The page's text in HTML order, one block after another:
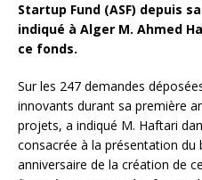
Startup Fund (ASF) depuis
indiqué à Alger M. Ahmed
ce fonds.
Sur les 247 demandes
innovants durant sa première
projets, a indiqué M. Haftari
consacrée à la présentation du
anniversaire de la création de